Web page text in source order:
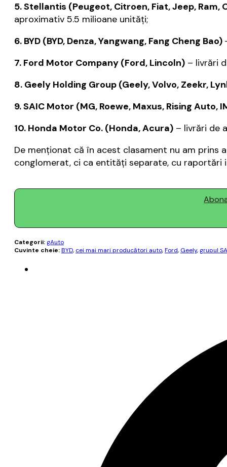
5. Stellantis (Peugeot, Citroen, Fiat, Jeep,
aproximativ 5.5 milioane unităţi;
6. BYD (BYD, Denza, Yangwang, Fang Cheng Bao)
7. Ford Motor Company (Ford, Lincoln) – livrări
8. Geely Holding Group (Geely, Volvo, Zeekr,
9. SAIC Motor (MG, Roewe, Maxus, Rising Auto,
10. Honda Motor Co. (Honda, Acura) – livrări de
De menţionat că în acest clasament nu am prins
conglomerat, ci ca entităţi separate, cu
Categorii: gAuto
Cuvinte cheie:BYD, cei mai mari producători auto,Ford, Geely, grupul